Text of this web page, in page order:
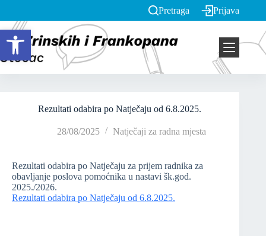
Open toolbar
Pretraga Prijava
Rezultati odabira po Natječaju od 6.8.2025.
28/08/2025 Natječaji za radna mjesta
Rezultati odabira po Natječaju za prijem radnika za
obavljanje poslova pomoćnika u nastavi šk.god.
2025./2026.
Rezultati odabira po Natječaju od 6.8.2025.